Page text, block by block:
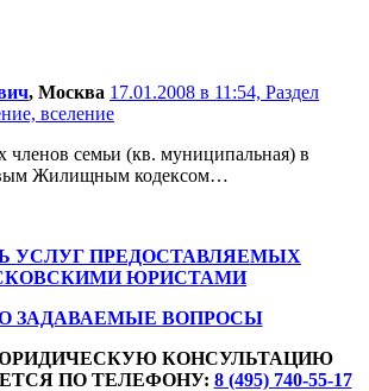
, Москва 17.01.2008 в 11:54, Раздел
вселение
семьи (кв. муниципальная) в
Жилищным кодексом…
УСЛУГ ПРЕДОСТАВЛЯЕМЫХ
ЮРИСТАМИ
ЗАДАВАЕМЫЕ ВОПРОСЫ
КОНСУЛЬТАЦИЮ
ПО ТЕЛЕФОНУ: 8 (495) 740-55-17